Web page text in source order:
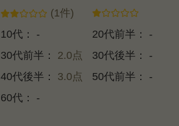
(1件)
10代： -
20代前半： -
30代前半： 2.0点
30代後半： -
40代後半： 3.0点
50代前半： -
60代： -